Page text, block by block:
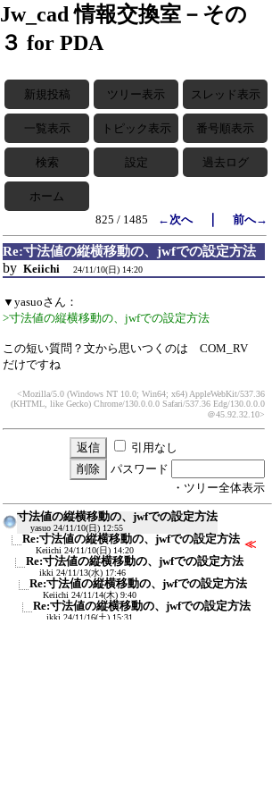
Jw_cad 情報交換室－その
３ for PDA
新規投稿 ツリー表示 スレッド表示
一覧表示 トピック表示 番号順表示
検索 設定 過去ログ
ホーム
825 / 1485
←次へ｜ 前へ→
Re:寸法値の縦横移動の、jwfでの設定方法
by Keiichi 24/11/10(日) 14:20
▼yasuoさん：
>寸法値の縦横移動の、jwfでの設定方法
この短い質問？文から思いつくのは COM_RV
だけですね
<Mozilla/5.0 (Windows NT 10.0; Win64; x64) AppleWebKit/537.36
(KHTML, like Gecko) Chrome/130.0.0.0 Safari/537.36 Edg/130.0.0.0
＠45.92.32.10>
引用なし
パスワード
・ツリー全体表示
寸法値の縦横移動の、jwfでの設定方法
yasuo 24/11/10(日) 12:55
Re:寸法値の縦横移動の、jwfでの設定方法
Keiichi 24/11/10(日) 14:20
≪
Re:寸法値の縦横移動の、jwfでの設定方法
ikki 24/11/13(水) 17:46
Re:寸法値の縦横移動の、jwfでの設定方法
Keiichi 24/11/14(木) 9:40
Re:寸法値の縦横移動の、jwfでの設定方法
ikki 24/11/16(土) 15:31